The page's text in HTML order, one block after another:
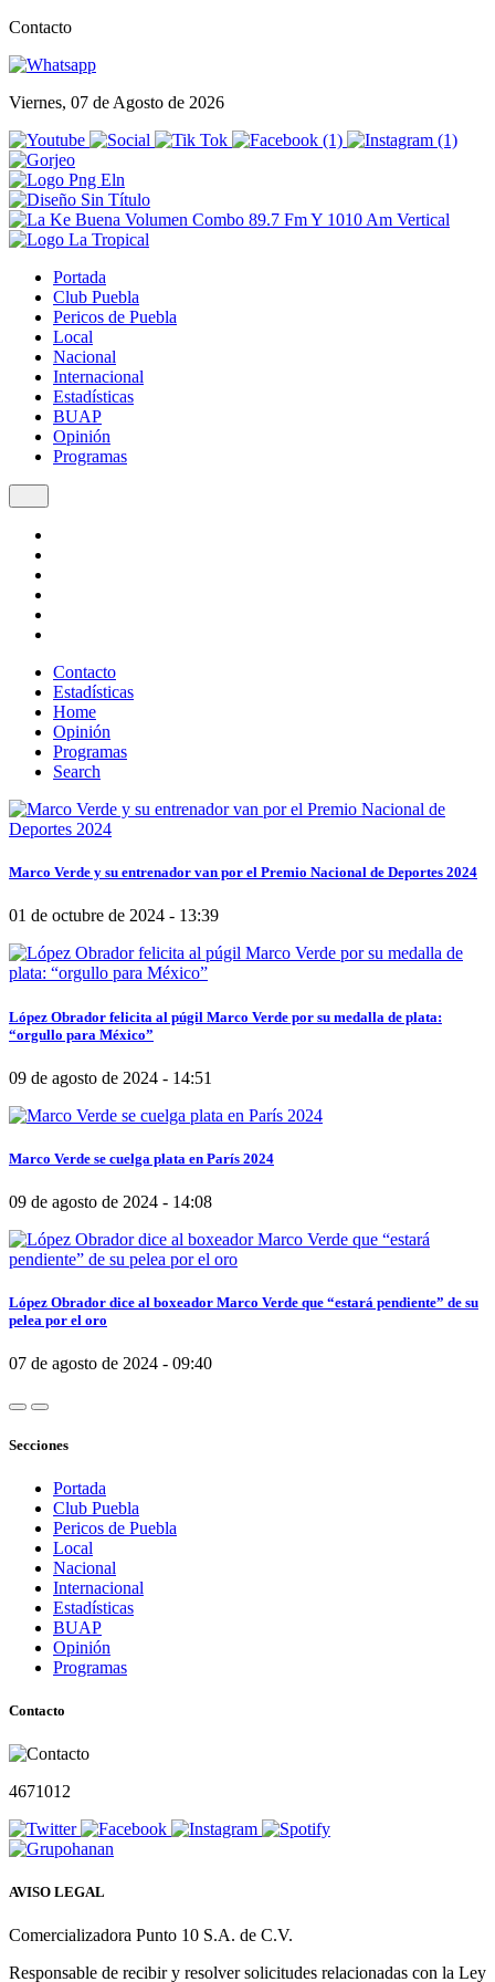
Contacto
Viernes, 07 de Agosto de 2026
Portada
Club Puebla
Pericos de Puebla
Local
Nacional
Internacional
Estadísticas
BUAP
Opinión
Programas
Contacto
Estadísticas
Home
Opinión
Programas
Search
Marco Verde y su entrenador van por el Premio Nacional de Deportes 2024
01 de octubre de 2024 - 13:39
López Obrador felicita al púgil Marco Verde por su medalla de plata:
“orgullo para México”
09 de agosto de 2024 - 14:51
Marco Verde se cuelga plata en París 2024
09 de agosto de 2024 - 14:08
López Obrador dice al boxeador Marco Verde que “estará pendiente” de su
pelea por el oro
07 de agosto de 2024 - 09:40
Secciones
Portada
Club Puebla
Pericos de Puebla
Local
Nacional
Internacional
Estadísticas
BUAP
Opinión
Programas
Contacto
4671012
AVISO LEGAL
Comercializadora Punto 10 S.A. de C.V.
Responsable de recibir y resolver solicitudes relacionadas con la Ley